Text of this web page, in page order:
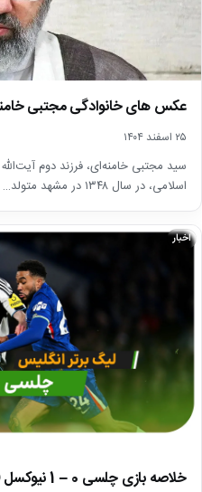
عکس های خانوادگی مجتبی
۲۵ اسفند ۱۴۰۴
سید مجتبی خامنه‌ای، فرزند دوم
اسلامی، در سال ۱۳۴۸ در مشهد متولد…
اخبار
خلاصه بازی چلسی 0 – 1 نیوکسل (لیگ برتر انگلیس)